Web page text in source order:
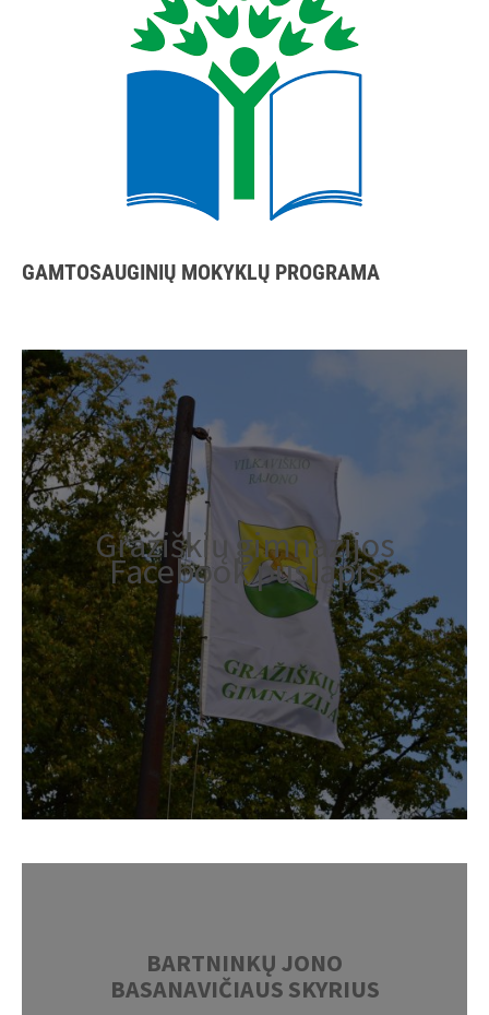
GAMTOSAUGINIŲ MOKYKLŲ PROGRAMA
Gražiškių gimnazijos
Facebook puslapis
BARTNINKŲ JONO
BASANAVIČIAUS SKYRIUS